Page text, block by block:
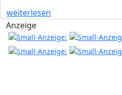
weiterlesen
Anzeige